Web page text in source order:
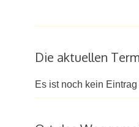
Die aktuellen
Es ist noch kein